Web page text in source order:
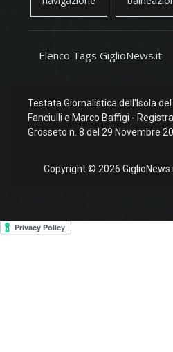
Elenco Tags GiglioNews.it
Testata Giornalistica dell'Isola del
Fanciulli e Marco Baffigi -
Grosseto n. 8 del 29 Novembre
Copyright © 2026